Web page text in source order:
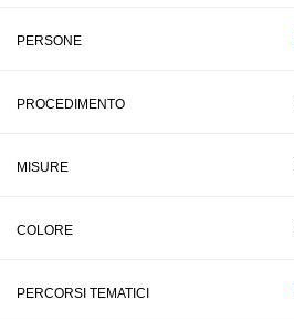
PERSONE
PROCEDIMENTO
MISURE
COLORE
PERCORSI TEMATICI